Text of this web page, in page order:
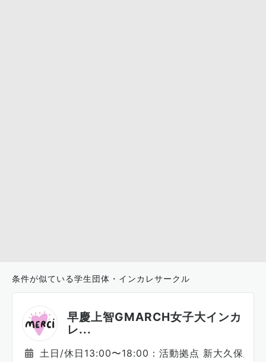
条件が似ている学生団体・インカレサークル
早慶上智GMARCH女子大インカ
レ...
土日/休日13:00〜18:00：活動拠点 新大久保/大